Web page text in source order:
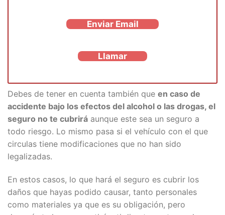
Enviar Email
Llamar
Debes de tener en cuenta también que en caso de
accidente bajo los efectos del alcohol o las drogas, el
seguro no te cubrirá aunque este sea un seguro a
todo riesgo. Lo mismo pasa si el vehículo con el que
circulas tiene modificaciones que no han sido
legalizadas.
En estos casos, lo que hará el seguro es cubrir los
daños que hayas podido causar, tanto personales
como materiales ya que es su obligación, pero